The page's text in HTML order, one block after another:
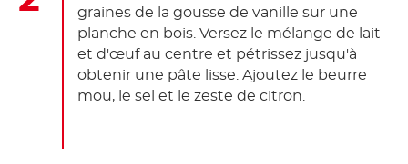
graines de la gousse de vanille sur une
planche en bois. Versez le mélange de lait
et d'œuf au centre et pétrissez jusqu'à
obtenir une pâte lisse. Ajoutez le beurre
mou, le sel et le zeste de citron.